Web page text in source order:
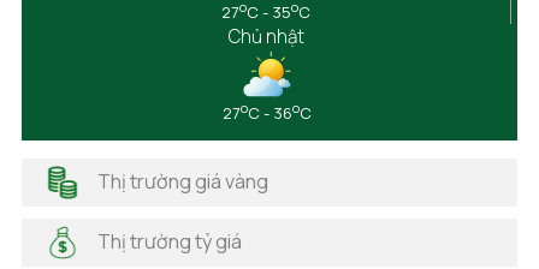
Hà Giang
Hải Dương
Hải Phòng
Hà Tĩnh
27oC - 35oC
Chủ nhật
27oC - 36oC
Thị trường giá vàng
Thị trường tỷ giá